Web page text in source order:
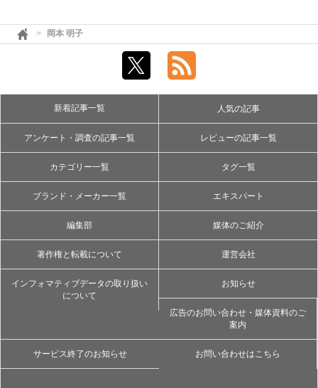
岡本 明子
新着記事一覧 人気の記事
アンケート・調査の記事一覧 レビューの記事一覧
カテゴリー一覧 タグ一覧
ブランド・メーカー一覧 エキスパート
編集部 媒体のご紹介
著作権と転載について 運営会社
インフォマティブデータの取り扱い
について
お知らせ
広告のお問い合わせ・媒体資料のご
案内
サービス終了のお知らせ お問い合わせはこちら